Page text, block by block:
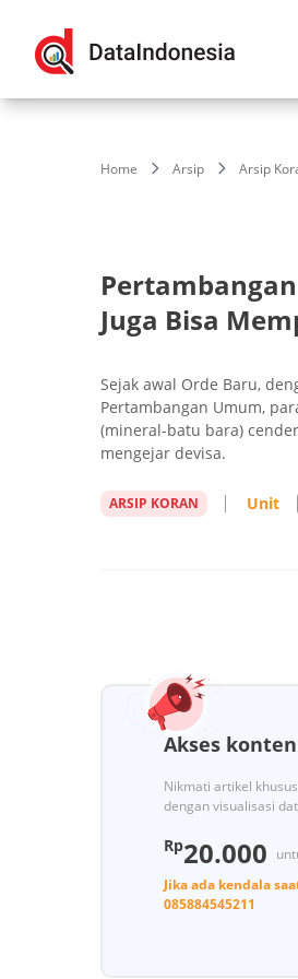
Home Arsip Arsip
Juga Bisa
Sejak awal Orde Baru,
Pertambangan Umum,
(mineral-batu bara)
mengejar devisa.
ARSIP KORAN Unit
Akses
Nikmati artikel
dengan visualisasi
Rp20.000
Jika ada kendala
085884545211